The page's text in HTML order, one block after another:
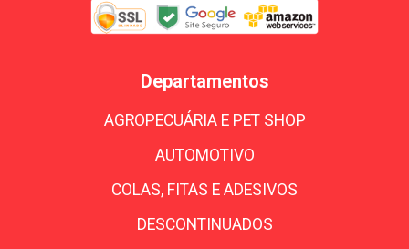
Departamentos
AGROPECUÁRIA E PET SHOP
AUTOMOTIVO
COLAS, FITAS E ADESIVOS
DESCONTINUADOS